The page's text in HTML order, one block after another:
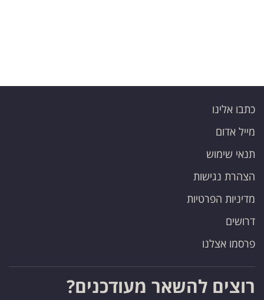
כתבו אלינו
מייל אדום
תנאי שימוש
הצהרת נגישות
מדיניות הפרטיות
דרושים
פרסמו אצלנו
רוצים להשאר מעודכנים?